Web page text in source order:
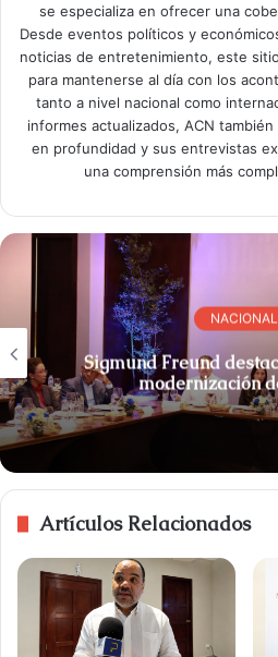
se especializa en ofrecer una
Desde eventos políticos y
noticias de entretenimiento, este
para mantenerse al día con los
tanto a nivel nacional como
informes actualizados, ACN
en profundidad y sus entrevistas
una comprensión más
NACIONAL
Sigmund Freund
modernización
Artículos Relacionados